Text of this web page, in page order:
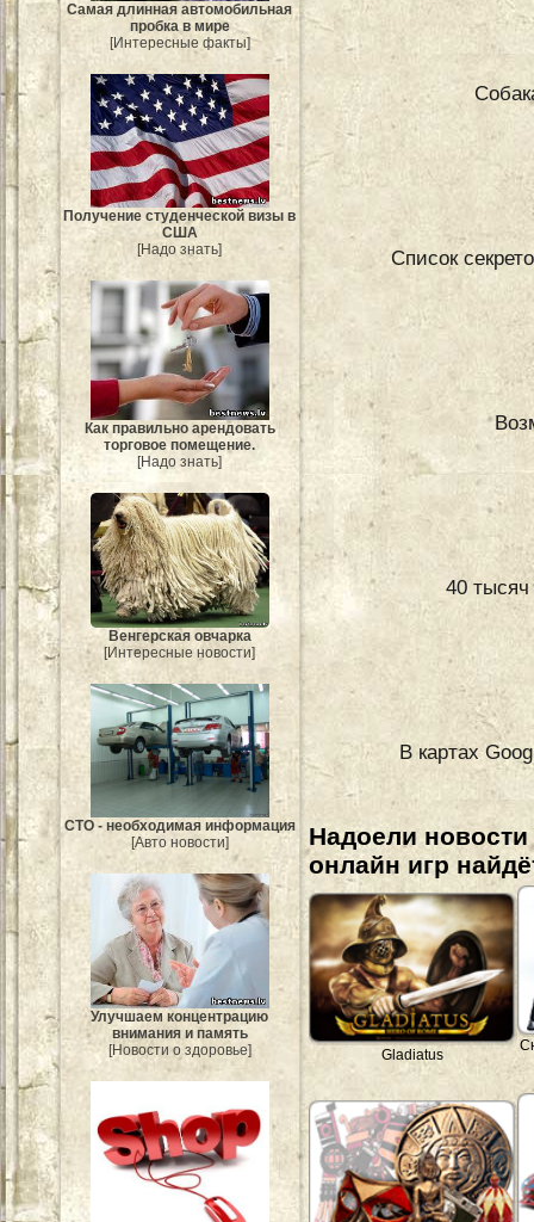
Самая длинная автомобильная
пробка в мире
[Интересные факты]
Получение студенческой визы в
США
[Надо знать]
Как правильно арендовать
торговое помещение.
[Надо знать]
Венгерская овчарка
[Интересные новости]
СТО - необходимая информация
[Авто новости]
Улучшаем концентрацию
внимания и память
[Новости о здоровье]
Список
40
В картах
Надоели
онлайн игр
Gladiatus